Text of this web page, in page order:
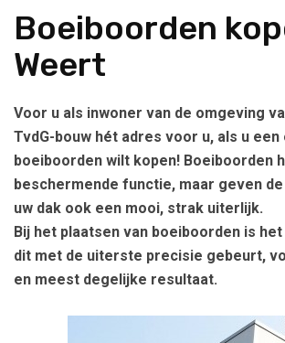
Boeiboorden
Weert
Voor u als inwoner van de omgeving
TvdG-bouw hét adres voor u, als u
boeiboorden wilt kopen! Boeiboorden
beschermende functie, maar geven
uw dak ook een mooi, strak uiterlijk.
Bij het plaatsen van boeiboorden is
dit met de uiterste precisie gebeurt,
en meest degelijke resultaat.